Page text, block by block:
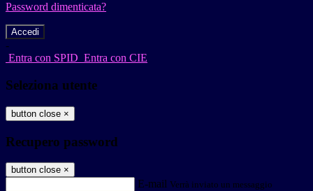
Password dimenticata?
-
Entra con SPID Entra con CIE
Seleziona utente
button close ×
Recupero password
button close ×
E-mail Verrà inviato un messaggio